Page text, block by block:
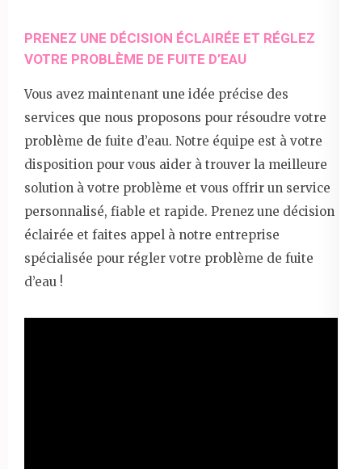
PRENEZ UNE DÉCISION ÉCLAIRÉE ET RÉGLEZ
VOTRE PROBLÈME DE FUITE D’EAU
Vous avez maintenant une idée précise des
services que nous proposons pour résoudre votre
problème de fuite d’eau. Notre équipe est à votre
disposition pour vous aider à trouver la meilleure
solution à votre problème et vous offrir un service
personnalisé, fiable et rapide. Prenez une décision
éclairée et faites appel à notre entreprise
spécialisée pour régler votre problème de fuite
d’eau !